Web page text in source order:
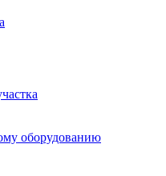
оборудованию